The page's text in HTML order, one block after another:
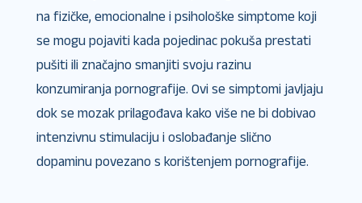
na fizičke, emocionalne i psihološke simptome koji
se mogu pojaviti kada pojedinac pokuša prestati
pušiti ili značajno smanjiti svoju razinu
konzumiranja pornografije. Ovi se simptomi javljaju
dok se mozak prilagođava kako više ne bi dobivao
intenzivnu stimulaciju i oslobađanje slično
dopaminu povezano s korištenjem pornografije.